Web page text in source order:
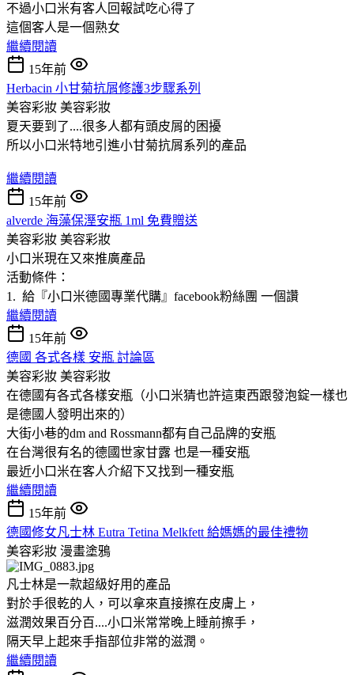
不過小口米有客人回報試吃心得了
這個客人是一個熟女
繼續閱讀
15年前
Herbacin 小甘菊抗屑修護3步驟系列
美容彩妝 美容彩妝
夏天要到了....很多人都有頭皮屑的困擾
所以小口米特地引進小甘菊抗屑系列的產品
繼續閱讀
15年前
alverde 海藻保溼安瓶 1ml 免費贈送
美容彩妝 美容彩妝
小口米現在又來推廣產品
活動條件：
1. 給『小口米德國專業代購』facebook粉絲團 一個讚
繼續閱讀
15年前
德國 各式各樣 安瓶 討論區
美容彩妝 美容彩妝
在德國有各式各樣安瓶（小口米猜也許這東西跟發泡錠一樣也
是德國人發明出來的）
大街小巷的dm and Rossmann都有自己品牌的安瓶
在台灣很有名的德國世家甘露 也是一種安瓶
最近小口米在客人介紹下又找到一種安瓶
繼續閱讀
15年前
德國修女凡士林 Eutra Tetina Melkfett 給媽媽的最佳禮物
美容彩妝 漫畫塗鴉
凡士林是一款超級好用的產品
對於手很乾的人，可以拿來直接擦在皮膚上，
滋潤效果百分百....小口米常常晚上睡前擦手，
隔天早上起來手指部位非常的滋潤。
繼續閱讀